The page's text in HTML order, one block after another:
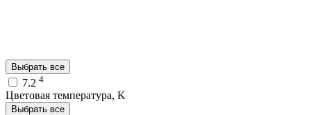
Выбрать все
7.2 4
Цветовая температура, K
Выбрать все